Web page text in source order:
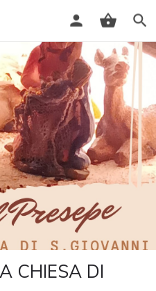
CHIESA DI